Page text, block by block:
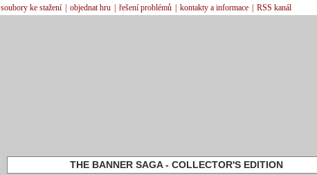
soubory ke stažení objednat hru řešení problémů kontakty a informace RSS kanál
THE BANNER SAGA - COLLECTOR'S EDITION